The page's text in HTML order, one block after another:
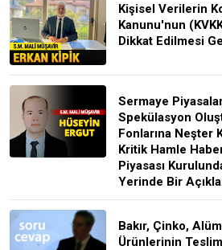
Kişisel Verilerin
Kanunu'nun
Dikkat Edilmesi
Sermaye
Spekülasyon
Fonlarına Neşter
Kritik Hamle
Piyasası
Yerinde Bir
Bakır, Çinko,
Ürünlerinin